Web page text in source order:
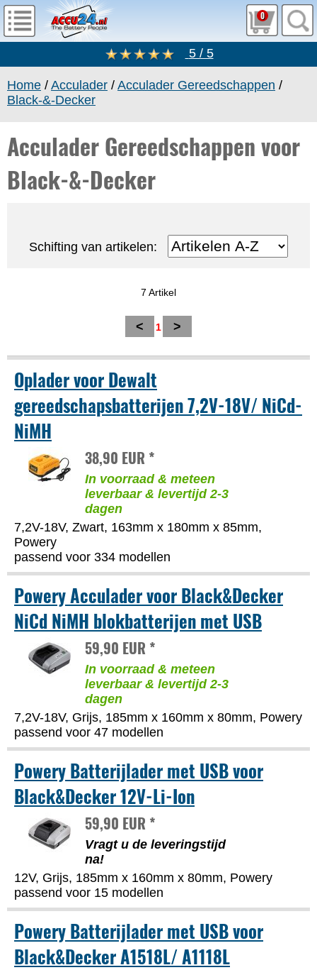
0
5 / 5
Home / Acculader / Acculader Gereedschappen /
Black-&-Decker
Acculader Gereedschappen voor
Black-&-Decker
Schifting van artikelen:
7 Artikel
< 1 >
Oplader voor Dewalt
gereedschapsbatterijen 7,2V-18V/ NiCd-
NiMH
38,90 EUR *
In voorraad & meteen
leverbaar & levertijd 2-3
dagen
7,2V-18V, Zwart, 163mm x 180mm x 85mm,
Powery
passend voor 334 modellen
Powery Acculader voor Black&Decker
NiCd NiMH blokbatterijen met USB
59,90 EUR *
In voorraad & meteen
leverbaar & levertijd 2-3
dagen
7,2V-18V, Grijs, 185mm x 160mm x 80mm, Powery
passend voor 47 modellen
Powery Batterijlader met USB voor
Black&Decker 12V-Li-Ion
59,90 EUR *
Vragt u de leveringstijd
na!
12V, Grijs, 185mm x 160mm x 80mm, Powery
passend voor 15 modellen
Powery Batterijlader met USB voor
Black&Decker A1518L/ A1118L